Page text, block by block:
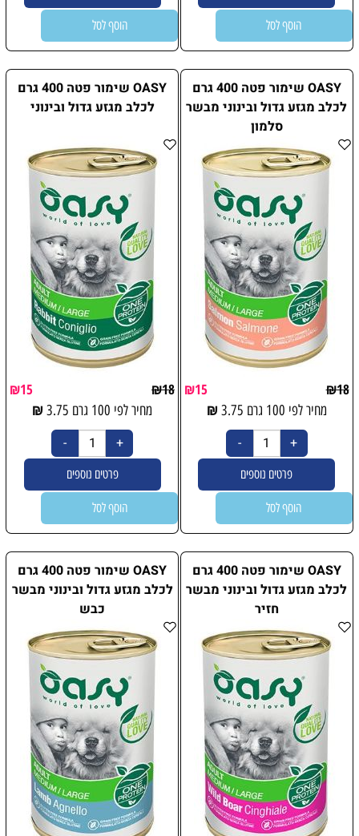
הוסף לסל הוסף לסל
OASY שימור פטה 400 גרם
לכלב מגזע גדול ובינוני מבשר
סלמון
₪18
₪15
מחיר לפי 100 גרם 3.75
₪
פרטים נוספים
הוסף לסל
OASY שימור פטה 400 גרם
לכלב מגזע גדול ובינוני
₪18
₪15
מחיר לפי 100 גרם 3.75
₪
פרטים נוספים
הוסף לסל
OASY שימור פטה 400 גרם
לכלב מגזע גדול ובינוני מבשר
חזיר
OASY שימור פטה 400 גרם
לכלב מגזע גדול ובינוני מבשר
כבש